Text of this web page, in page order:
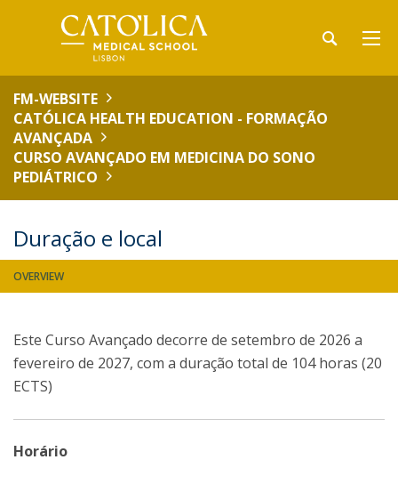
FM-WEBSITE
CATÓLICA HEALTH EDUCATION - FORMAÇÃO
AVANÇADA
CURSO AVANÇADO EM MEDICINA DO SONO
PEDIÁTRICO
Duração e local
OVERVIEW
Este Curso Avançado decorre de setembro de 2026 a
fevereiro de 2027, com a duração total de 104 horas (20
ECTS)
Horário